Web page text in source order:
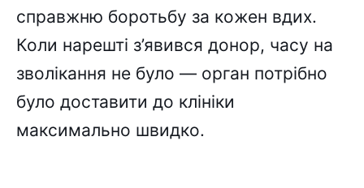
справжню боротьбу за кожен вдих.
Коли нарешті з’явився донор, часу на
зволікання не було — орган потрібно
було доставити до клініки
максимально швидко.